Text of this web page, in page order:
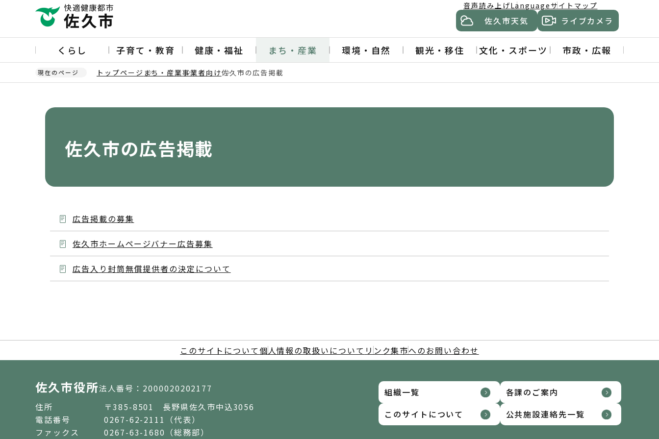
ー
の
音声読み上げLanguage サイトマップ
佐久市天気 ライブカメラ
くらし 子育て・教育 健康・福祉 まち・産業 環境・自然 観光・移住 文化・スポーツ 市政・広報
現在のページ トップページ まち・産業事業者向け佐久市の広告掲載
佐久市の広告掲載
広告掲載の募集
佐久市ホームページバナー広告募集
広告入り封筒無償提供者の決定について
このサイトについて 個人情報の取扱いについて リンク集市へのお問い合わせ
佐久市役所法人番号：2000020202177
住所
〒385-8501 長野県佐久市中込3056
電話番号
0267-62-2111（代表）
ファックス
0267-63-1680（総務部）
組織一覧
各課のご案内
このサイトについて
公共施設連絡先一覧